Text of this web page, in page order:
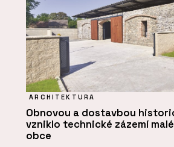
ARCHITEKTURA
Obnovou a dostavbou
vzniklo technické zázemí
obce